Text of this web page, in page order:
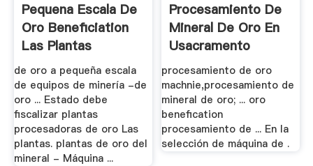
Pequena Escala De
Oro Beneficiation
Las Plantas
de oro a pequeña escala
de equipos de minería -de
oro ... Estado debe
fiscalizar plantas
procesadoras de oro Las
plantas. plantas de oro del
mineral - Máquina ...
Procesamiento De
Mineral De Oro En
Usacramento
procesamiento de oro
machnie,procesamiento de
mineral de oro; ... oro
benefication
procesamiento de ... En la
selección de máquina de .